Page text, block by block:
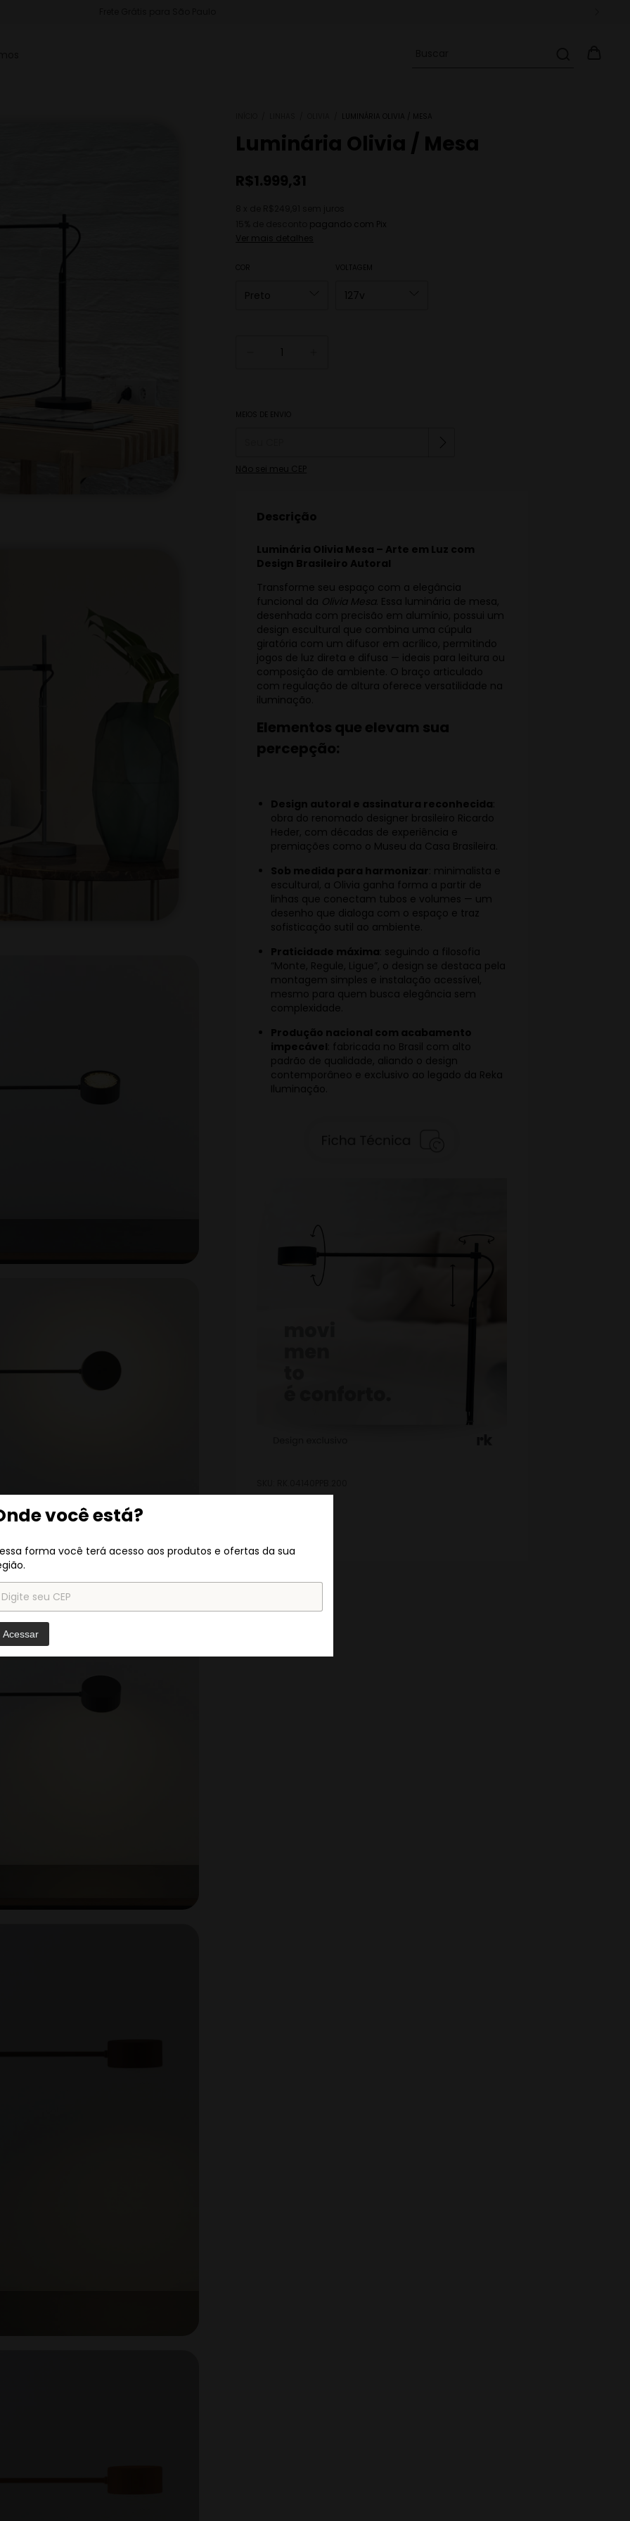
LUMINÁRIA OLIVIA / MESA
Luminária Olivia / Mesa
R$1.999,31
pagando com Pix
Ver mais detalhes
VOLTAGEM
Entregas para o CEP:
MEIOS DE ENVIO
Não sei meu CEP
Descrição
Luminária Olivia Mesa – Arte em Luz com
Design Brasileiro Autoral
Transforme seu espaço com a elegância
funcional da Olivia Mesa. Essa luminária de mesa,
desenhada com precisão em alumínio, possui um
design escultural que combina uma cúpula
giratória com um difusor em acrílico, permitindo
jogos de luz direta e difusa — ideais para leitura ou
composição de ambiente. O braço articulado
com regulação de altura oferece versatilidade na
iluminação.
Elementos que elevam sua
percepção:
Design autoral e assinatura reconhecida
obra do renomado designer brasileiro Ricardo
Heder, com décadas de experiência e
premiações como o Museu da Casa Brasileira.
Sob medida para harmonizar : minimalista e
escultural, a Olivia ganha forma a partir de
linhas que conectam tubos e volumes — um
desenho que dialoga com o espaço e traz
sofisticação sutil ao ambiente.
Praticidade máxima : seguindo a filosofia
“Monte, Regule, Ligue”, o design se destaca pela
montagem simples e instalação acessível,
mesmo para quem busca elegância sem
complexidade.
Produção nacional com acabamento
impecável : fabricada no Brasil com alto
padrão de qualidade, aliando o design
contemporâneo e exclusivo ao legado da Reka
Iluminação.
você está?
forma você terá acesso aos produtos e ofertas da sua
Acessar